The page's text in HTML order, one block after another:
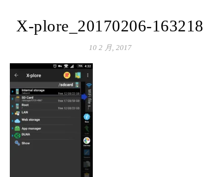
X-plore_20170206-163218
10 2 月, 2017